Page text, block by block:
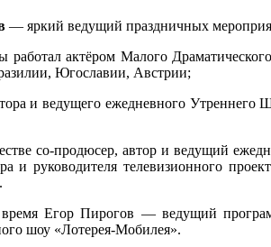
— яркий ведущий праздничных
работал актёром Малого
Югославии, Австрии;
и ведущего ежедневного Утреннего
со-продюсер, автор и ведущий
и руководителя телевизионного
Егор Пирогов — ведущий
шоу «Лотерея-Мобилея».